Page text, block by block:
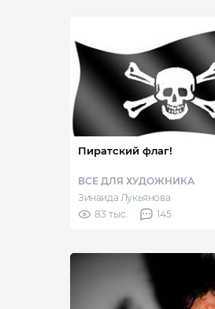
Пиратский флаг!
ВСЕ ДЛЯ ХУДОЖНИКА
Зинаида Лукьянова
83 тыс.
145